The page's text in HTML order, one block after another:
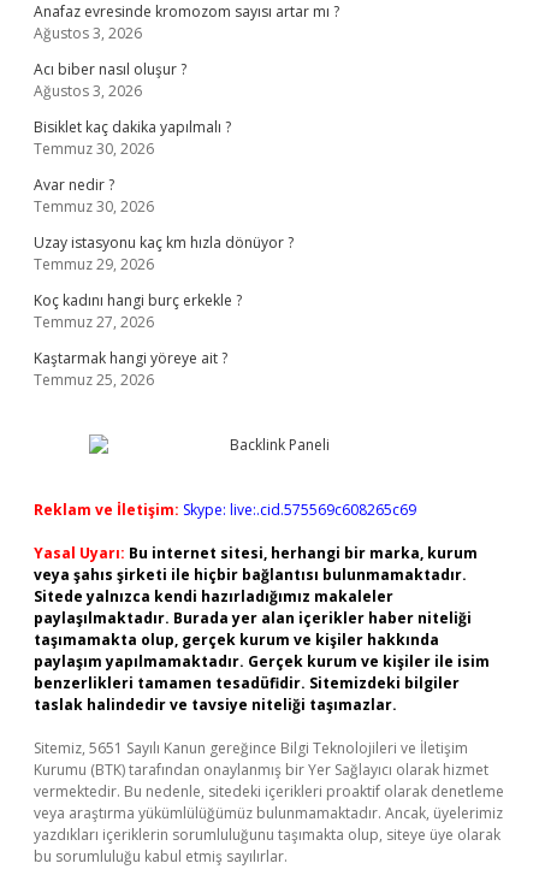
Anafaz evresinde kromozom sayısı artar mı ?
Ağustos 3, 2026
Acı biber nasıl oluşur ?
Ağustos 3, 2026
Bisiklet kaç dakika yapılmalı ?
Temmuz 30, 2026
Avar nedir ?
Temmuz 30, 2026
Uzay istasyonu kaç km hızla dönüyor ?
Temmuz 29, 2026
Koç kadını hangi burç erkekle ?
Temmuz 27, 2026
Kaştarmak hangi yöreye ait ?
Temmuz 25, 2026
Reklam ve İletişim: Skype: live:.cid.575569c608265c69
Yasal Uyarı: Bu internet sitesi, herhangi bir marka, kurum
veya şahıs şirketi ile hiçbir bağlantısı bulunmamaktadır.
Sitede yalnızca kendi hazırladığımız makaleler
paylaşılmaktadır. Burada yer alan içerikler haber niteliği
taşımamakta olup, gerçek kurum ve kişiler hakkında
paylaşım yapılmamaktadır. Gerçek kurum ve kişiler ile isim
benzerlikleri tamamen tesadüfidir. Sitemizdeki bilgiler
taslak halindedir ve tavsiye niteliği taşımazlar.
Sitemiz, 5651 Sayılı Kanun gereğince Bilgi Teknolojileri ve İletişim
Kurumu (BTK) tarafından onaylanmış bir Yer Sağlayıcı olarak hizmet
vermektedir. Bu nedenle, sitedeki içerikleri proaktif olarak denetleme
veya araştırma yükümlülüğümüz bulunmamaktadır. Ancak, üyelerimiz
yazdıkları içeriklerin sorumluluğunu taşımakta olup, siteye üye olarak
bu sorumluluğu kabul etmiş sayılırlar.